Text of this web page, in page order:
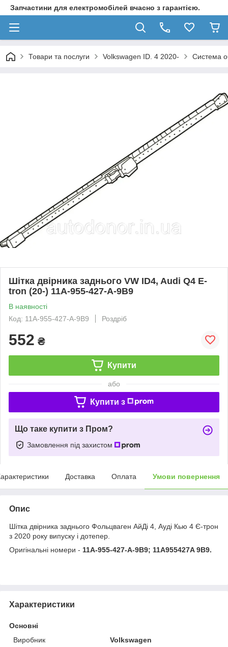
Запчастини для електромобілей вчасно з гарантією.
Товари та послуги Volkswagen ID. 4 2020- Система
Шітка двірника заднього VW ID4, Audi Q4 E-
tron (20-) 11A-955-427-A-9B9
В наявності
Код: 11A-955-427-A-9B9
Роздріб
552 ₴
Купити
або
Купити з
Що таке купити з Пром?
Замовлення під захистом
Доставка Оплата Умови повернення
Опис
Шітка двірника заднього Фольцваген АйДі 4, Ауді Кью 4 Є-трон
з 2020 року випуску і дотепер.
Оригінальні номери - 11A-955-427-A-9B9; 11A955427A 9B9.
Характеристики
Основні
Виробник
Volkswagen